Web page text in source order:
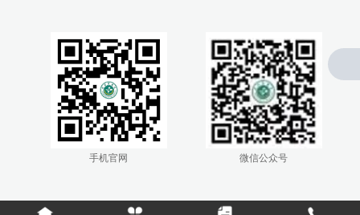
0476-4300005
手机官网 微信公众号